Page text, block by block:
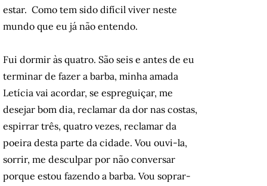
estar. Como tem sido difícil viver neste
mundo que eu já não entendo.
Fui dormir às quatro. São seis e antes de eu
terminar de fazer a barba, minha amada
Letícia vai acordar, se espreguiçar, me
desejar bom dia, reclamar da dor nas costas,
espirrar três, quatro vezes, reclamar da
poeira desta parte da cidade. Vou ouvi-la,
sorrir, me desculpar por não conversar
porque estou fazendo a barba. Vou soprar-